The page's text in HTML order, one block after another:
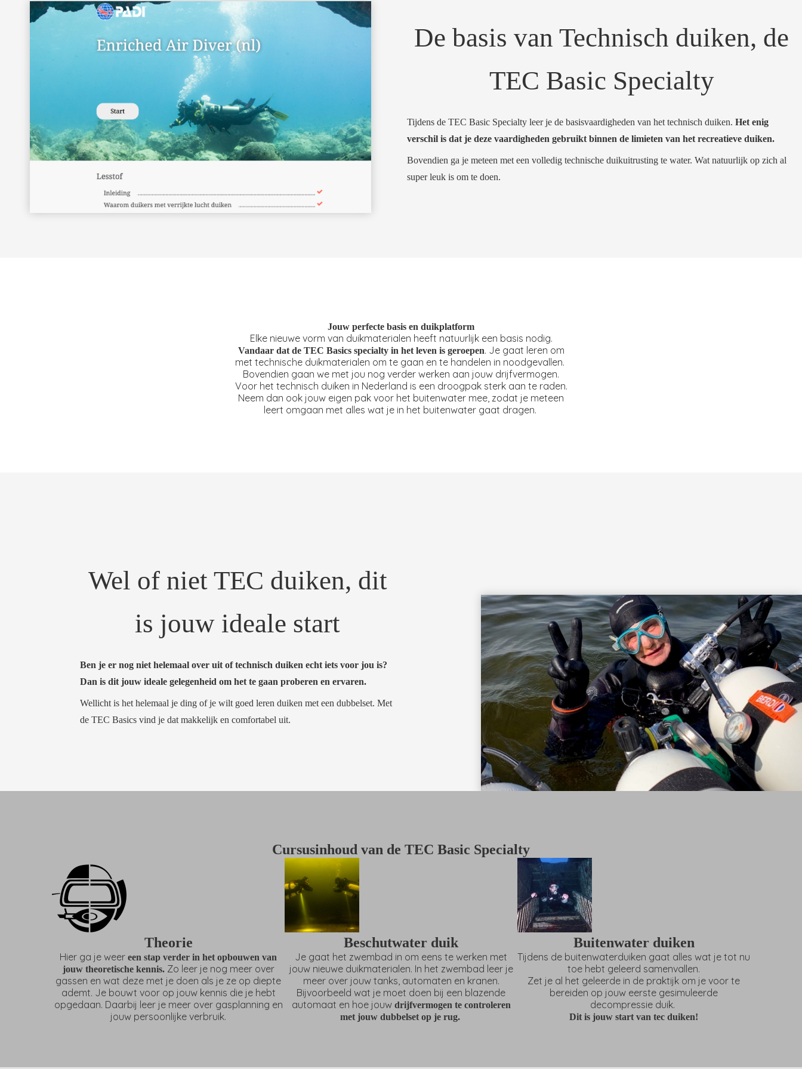
De basis van Technisch duiken, de
TEC Basic Specialty
Tijdens de TEC Basic Specialty leer je de basisvaardigheden van het technisch duiken. Het enig
verschil is dat je deze vaardigheden gebruikt binnen de limieten van het recreatieve duiken.
Bovendien ga je meteen met een volledig technische duikuitrusting te water. Wat natuurlijk op zich al
super leuk is om te doen.
Jouw perfecte basis en duikplatform
Elke nieuwe vorm van duikmaterialen heeft natuurlijk een basis nodig.
Vandaar dat de TEC Basics specialty in het leven is geroepen. Je gaat leren om
met technische duikmaterialen om te gaan en te handelen in noodgevallen.
Bovendien gaan we met jou nog verder werken aan jouw drijfvermogen.
Voor het technisch duiken in Nederland is een droogpak sterk aan te raden.
Neem dan ook jouw eigen pak voor het buitenwater mee, zodat je meteen
leert omgaan met alles wat je in het buitenwater gaat dragen.
Wel of niet TEC duiken, dit
is jouw ideale start
Ben je er nog niet helemaal over uit of technisch duiken echt iets voor jou is?
Dan is dit jouw ideale gelegenheid om het te gaan proberen en ervaren.
Wellicht is het helemaal je ding of je wilt goed leren duiken met een dubbelset. Met
de TEC Basics vind je dat makkelijk en comfortabel uit.
Cursusinhoud van de TEC Basic Specialty
Theorie
Hier ga je weer een stap verder in het opbouwen van
jouw theoretische kennis.Zo leer je nog meer over
gassen en wat deze met je doen als je ze op diepte
ademt. Je bouwt voor op jouw kennis die je hebt
opgedaan. Daarbij leer je meer over gasplanning en
jouw persoonlijke verbruik.
Beschutwater duik
Je gaat het zwembad in om eens te werken met
jouw nieuwe duikmaterialen. In het zwembad leer je
meer over jouw tanks, automaten en kranen.
Bijvoorbeeld wat je moet doen bij een blazende
automaat en hoe jouw drijfvermogen te controleren
met jouw dubbelset op je rug.
Buitenwater duiken
Tijdens de buitenwaterduiken gaat alles wat je tot nu
toe hebt geleerd samenvallen.
Zet je al het geleerde in de praktijk om je voor te
bereiden op jouw eerste gesimuleerde
decompressie duik.
Dit is jouw start van tec duiken!